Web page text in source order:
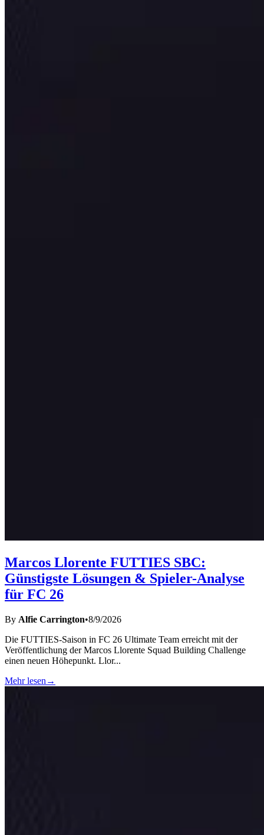
Marcos Llorente FUTTIES SBC:
Günstigste Lösungen & Spieler-Analyse
für FC 26
By Alfie Carrington•8/9/2026
Die FUTTIES-Saison in FC 26 Ultimate Team erreicht mit der
Veröffentlichung der Marcos Llorente Squad Building Challenge
einen neuen Höhepunkt. Llor...
Mehr lesen →